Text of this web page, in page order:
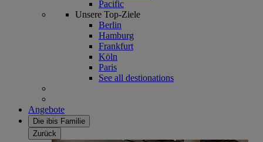
Pacific
Unsere Top-Ziele
Berlin
Hamburg
Frankfurt
Köln
Paris
See all destionations
Angebote
Die ibis Familie
Zurück